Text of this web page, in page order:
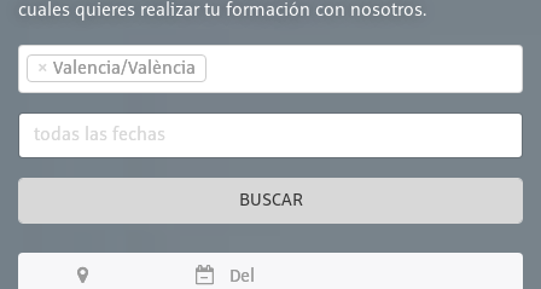
cuales quieres realizar tu formación con nosotros.
× Valencia/València
BUSCAR
Del